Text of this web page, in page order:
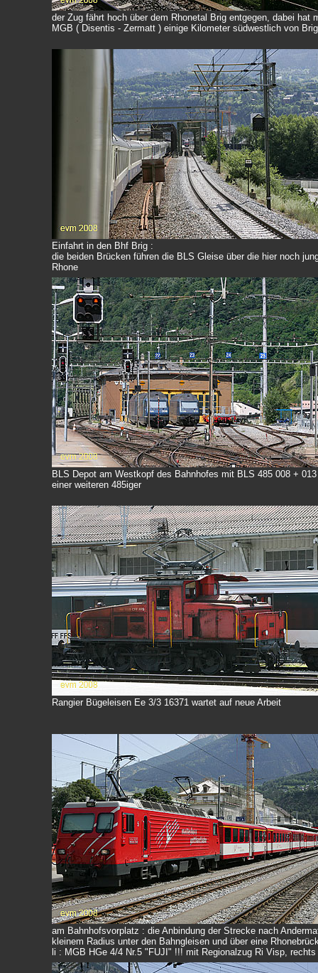
der Zug fährt hoch über dem Rhonetal Brig entgegen, dabei
MGB ( Disentis - Zermatt ) einige Kilometer südwestlich von Brig
Einfahrt in den Bhf Brig :
die beiden Brücken führen die BLS Gleise über die hier noch
Rhone
BLS Depot am Westkopf des Bahnhofes mit BLS 485 008 +
einer weiteren 485iger
Rangier Bügeleisen Ee 3/3 16371 wartet auf neue Arbeit
am Bahnhofsvorplatz : die Anbindung der Strecke nach
kleinem Radius unter den Bahngleisen und über eine
li : MGB HGe 4/4 Nr.5 "FUJI" !!! mit Regionalzug Ri Visp,